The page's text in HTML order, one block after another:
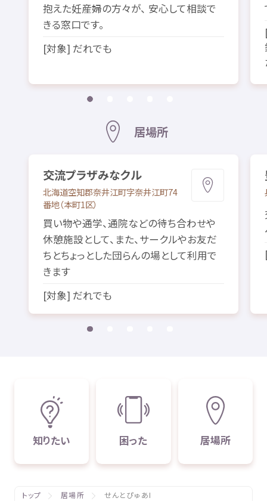
抱えた妊産婦の方々が、 安心して相談で
きる窓口です。
[対象] だれでも
居場所
交流プラザみなクル
北海道空知郡奈井江町字奈井江町74
番地（本町1区）
買い物や通学、通院などの待ち合わせや
休憩施設として、また、サークルやお友だ
ちとちょっとした団らんの場として利用で
きます
[対象] だれでも
知りたい 困った 居場所
トップ 居場所 せんとぴゅあI